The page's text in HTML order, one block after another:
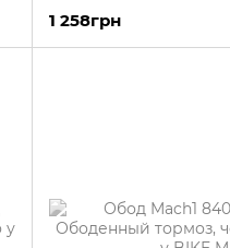
1 258грн